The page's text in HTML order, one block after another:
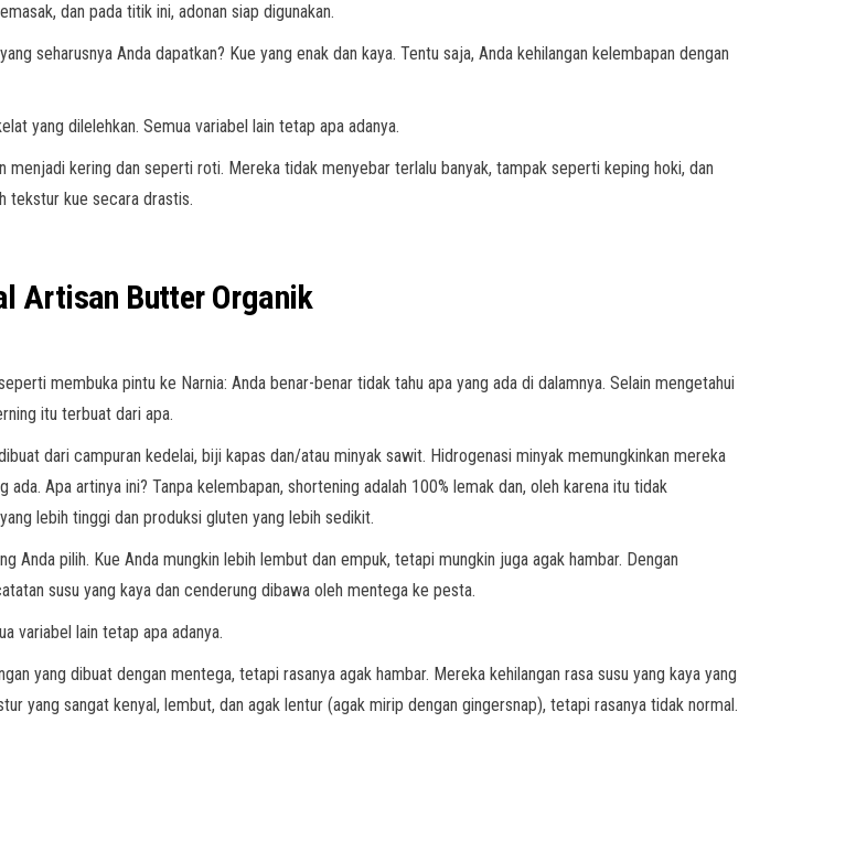
dan pada titik ini, adonan siap digunakan.
seharusnya Anda dapatkan? Kue yang enak dan kaya. Tentu saja, Anda kehilangan kelembapan dengan
yang dilelehkan. Semua variabel lain tetap apa adanya.
menjadi kering dan seperti roti. Mereka tidak menyebar terlalu banyak, tampak seperti keping hoki, dan
tekstur kue secara drastis.
Artisan Butter Organik
membuka pintu ke Narnia: Anda benar-benar tidak tahu apa yang ada di dalamnya. Selain mengetahui
itu terbuat dari apa.
dari campuran kedelai, biji kapas dan/atau minyak sawit. Hidrogenasi minyak memungkinkan mereka
Apa artinya ini? Tanpa kelembapan, shortening adalah 100% lemak dan, oleh karena itu tidak
lebih tinggi dan produksi gluten yang lebih sedikit.
Anda pilih. Kue Anda mungkin lebih lembut dan empuk, tetapi mungkin juga agak hambar. Dengan
susu yang kaya dan cenderung dibawa oleh mentega ke pesta.
variabel lain tetap apa adanya.
yang dibuat dengan mentega, tetapi rasanya agak hambar. Mereka kehilangan rasa susu yang kaya yang
yang sangat kenyal, lembut, dan agak lentur (agak mirip dengan gingersnap), tetapi rasanya tidak normal.